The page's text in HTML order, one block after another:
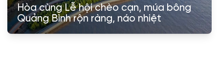
Hòa cùng Lễ hội chèo cạn, múa bông
Quảng Bình rộn ràng, náo nhiệt